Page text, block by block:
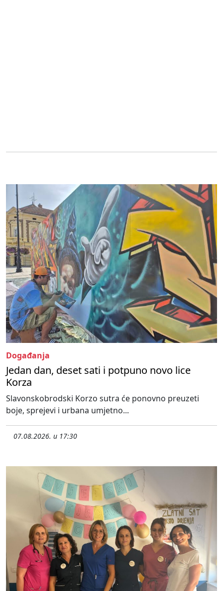
Događanja
Jedan dan, deset sati i potpuno novo lice
Korza
Slavonskobrodski Korzo sutra će ponovno preuzeti
boje, sprejevi i urbana umjetno...
07.08.2026. u 17:30